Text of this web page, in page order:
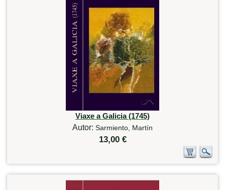
Viaxe a Galicia (1745)
Autor: Sarmiento, Martín
13,00 €